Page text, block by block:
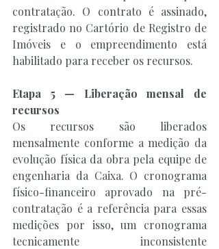
contratação. O contrato é assinado,
registrado no Cartório de Registro de
Imóveis e o empreendimento está
habilitado para receber os recursos.
Etapa 5 — Liberação mensal de
recursos
Os recursos são liberados
mensalmente conforme a medição da
evolução física da obra pela equipe de
engenharia da Caixa. O cronograma
físico-financeiro aprovado na pré-
contratação é a referência para essas
medições por isso, um cronograma
tecnicamente inconsistente